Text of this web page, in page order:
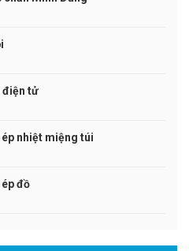
điện tử
ép nhiệt miệng túi
đồ